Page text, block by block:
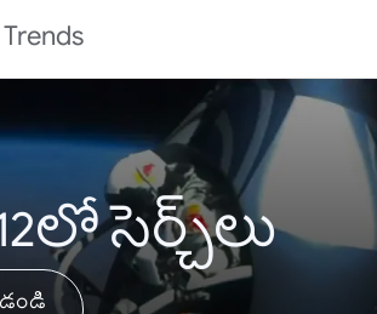
Trends
సెర్చ్‌లు